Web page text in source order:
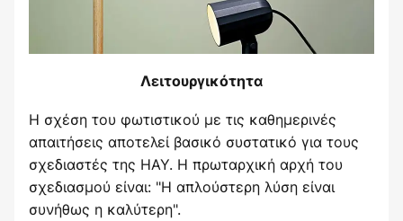
Λειτουργικότητα
Η σχέση του φωτιστικού με τις καθημερινές
απαιτήσεις αποτελεί βασικό συστατικό για τους
σχεδιαστές της HAY. Η πρωταρχική αρχή του
σχεδιασμού είναι: "Η απλούστερη λύση είναι
συνήθως η καλύτερη".